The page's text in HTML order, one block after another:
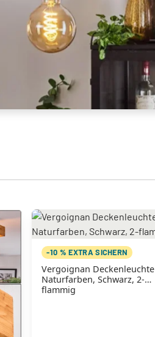
-10 % EXTRA SICHERN
Vergoignan Deckenleuchte
Naturfarben, Schwarz, 2-
flammig